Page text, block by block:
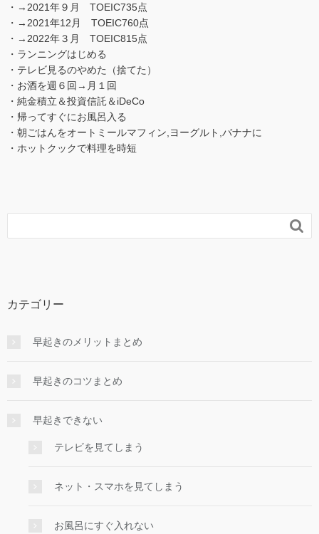
・→2021年９月 TOEIC735点
・→2021年12月 TOEIC760点
・→2022年３月 TOEIC815点
・ランニングはじめる
・テレビ見るのやめた（捨てた）
・お酒を週６回→月１回
・純金積立＆投資信託＆iDeCo
・帰ってすぐにお風呂入る
・朝ごはんをオートミールマフィン,ヨーグルト,バナナに
・ホットクックで料理を時短

カテゴリー
早起きのメリットまとめ
早起きのコツまとめ
早起きできない
テレビを見てしまう
ネット・スマホを見てしまう
お風呂にすぐ入れない